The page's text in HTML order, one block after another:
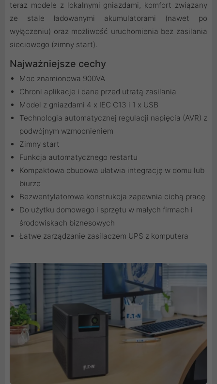
teraz modele z lokalnymi gniazdami, komfort związany
ze stale ładowanymi akumulatorami (nawet po
wyłączeniu) oraz możliwość uruchomienia bez zasilania
sieciowego (zimny start).
Najważniejsze cechy
Moc znamionowa 900VA
Chroni aplikacje i dane przed utratą zasilania
Model z gniazdami 4 x IEC C13 i 1 x USB
Technologia automatycznej regulacji napięcia (AVR) z
podwójnym wzmocnieniem
Zimny start
Funkcja automatycznego restartu
Kompaktowa obudowa ułatwia integrację w domu lub
biurze
Bezwentylatorowa konstrukcja zapewnia cichą pracę
Do użytku domowego i sprzętu w małych firmach i
środowiskach biznesowych
Łatwe zarządzanie zasilaczem UPS z komputera